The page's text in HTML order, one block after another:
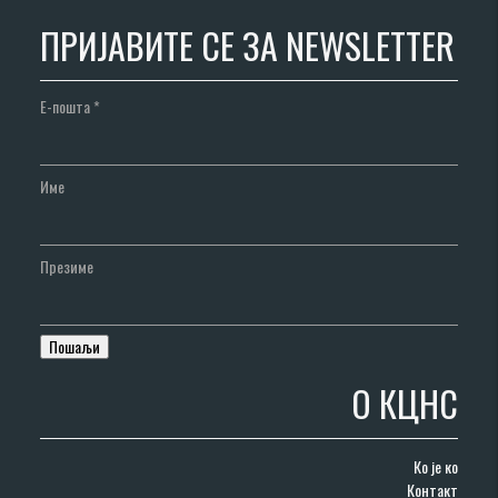
ПРИЈАВИТЕ СЕ ЗА NEWSLETTER
Е-пошта*
Име
Презиме
О КЦНС
Ко је ко
Контакт